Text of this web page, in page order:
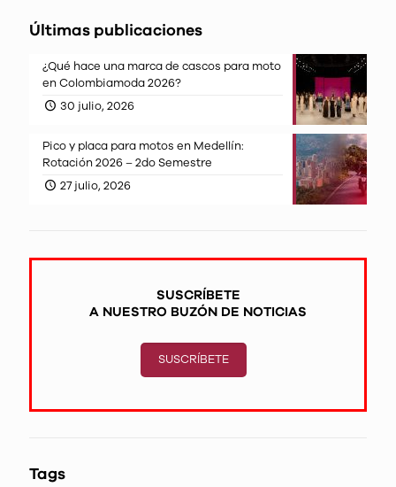
Últimas publicaciones
¿Qué hace una marca de cascos para moto
en Colombiamoda 2026?
30 julio, 2026
Pico y placa para motos en Medellín:
Rotación 2026 – 2do Semestre
27 julio, 2026
SUSCRÍBETE
A NUESTRO BUZÓN DE NOTICIAS
SUSCRÍBETE
Tags